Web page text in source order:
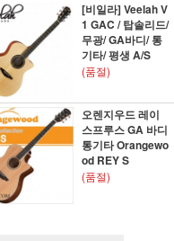
[비일라] Veelah V
1 GAC / 탑솔리드/
무광/ GA바디/ 통
기타/ 평생 A/S
(품절)
오렌지우드 레이
스프루스 GA 바디
통기타 Orangewo
od REY S
(품절)